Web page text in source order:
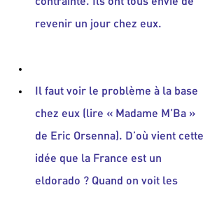
revenir un jour chez eux.
Il faut voir le problème à la base
chez eux (lire « Madame M’Ba »
de Eric Orsenna). D’où vient cette
idée que la France est un
eldorado ? Quand on voit les